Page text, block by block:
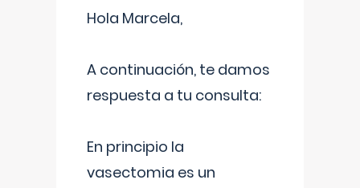
Hola Marcela,
A continuación, te damos
respuesta a tu consulta:
En principio la
vasectomia es un